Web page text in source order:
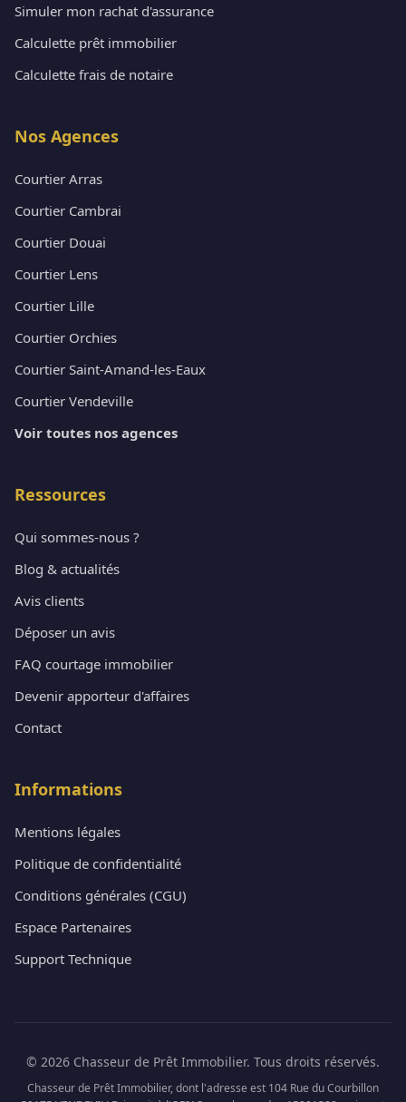
Simuler mon rachat d'assurance
Calculette prêt immobilier
Calculette frais de notaire
Nos Agences
Courtier Arras
Courtier Cambrai
Courtier Douai
Courtier Lens
Courtier Lille
Courtier Orchies
Courtier Saint-Amand-les-Eaux
Courtier Vendeville
Voir toutes nos agences
Ressources
Qui sommes-nous ?
Blog & actualités
Avis clients
Déposer un avis
FAQ courtage immobilier
Devenir apporteur d'affaires
Contact
Informations
Mentions légales
Politique de confidentialité
Conditions générales (CGU)
Espace Partenaires
Support Technique
© 2026 Chasseur de Prêt Immobilier. Tous droits réservés.
Chasseur de Prêt Immobilier, dont l'adresse est 104 Rue du Courbillon